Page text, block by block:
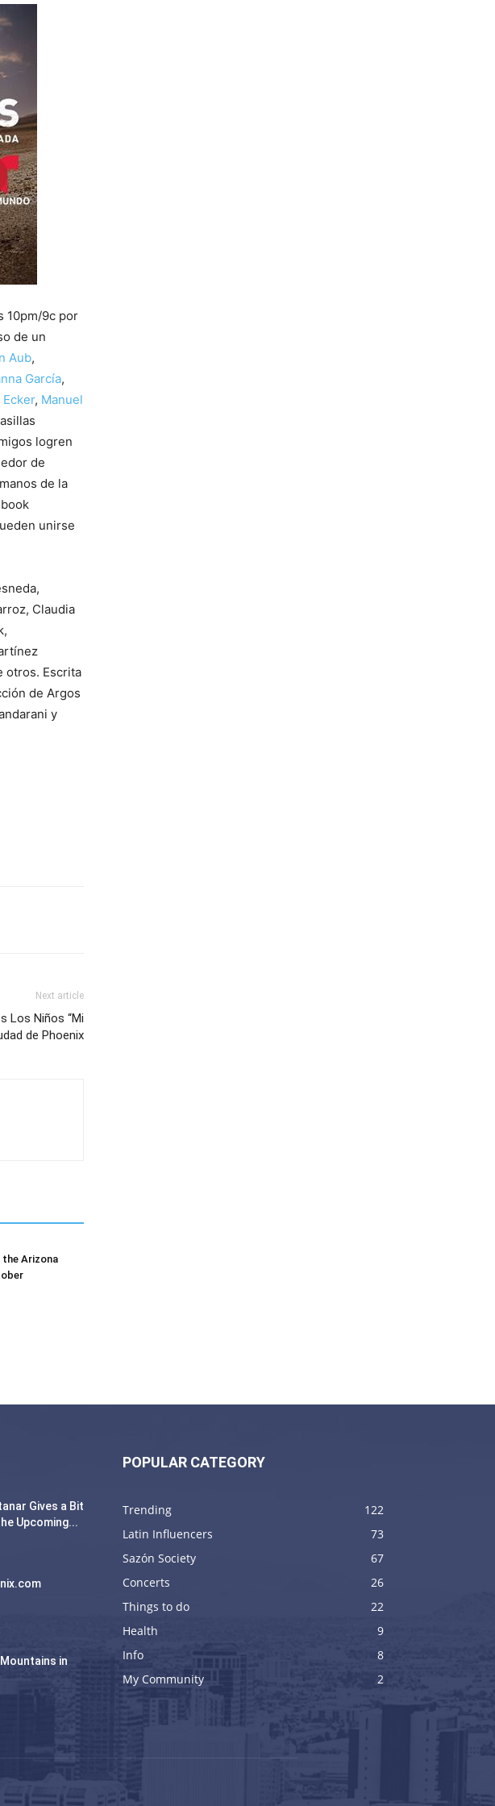
10pm/9c por
de un
Aub,
García,
Ecker, Manuel
logren
de
de la
unirse
Claudia
otros. Escrita
de Argos
y
Next article
Los Niños “Mi
de Phoenix
the Arizona
Gives a Bit
Upcoming...
in
POPULAR CATEGORY
Trending
122
Latin Influencers
73
Sazón Society
67
Concerts
26
Things to do
22
Health
9
Info
8
My Community
2